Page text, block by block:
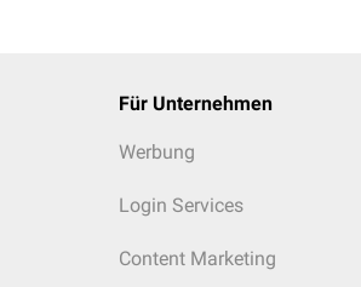
Für Unternehmen
Werbung
Login Services
Content Marketing